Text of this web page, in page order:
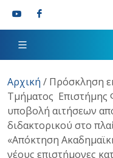
Αρχική / Πρόσκληση
Τμήματος Επιστήμης
υποβολή αιτήσεων
διδακτορικού στο
«Απόκτηση
νέους επιστήμονες